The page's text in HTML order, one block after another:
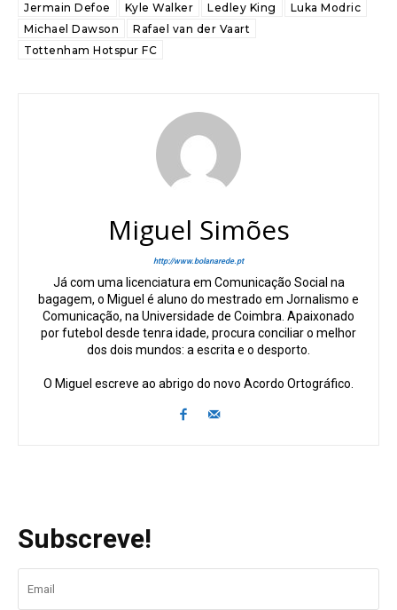
Jermain Defoe Kyle Walker Ledley King
Luka Modric
Michael Dawson
Rafael van der Vaart
Tottenham Hotspur FC
Miguel Simões
http://www.bolanarede.pt
Já com uma licenciatura em Comunicação Social na
bagagem, o Miguel é aluno do mestrado em Jornalismo e
Comunicação, na Universidade de Coimbra. Apaixonado
por futebol desde tenra idade, procura conciliar o melhor
dos dois mundos: a escrita e o desporto.
O Miguel escreve ao abrigo do novo Acordo Ortográfico.
Subscreve!